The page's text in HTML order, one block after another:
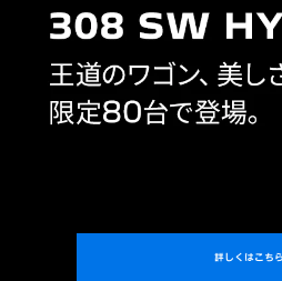
詳しくはこちら